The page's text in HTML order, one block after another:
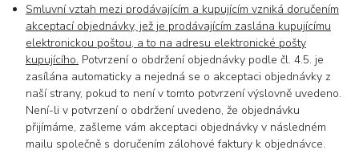
Smluvní vztah mezi prodávajícím a kupujícím vzniká doručením
akceptací objednávky, jež je prodávajícím zaslána kupujícímu
elektronickou poštou, a to na adresu elektronické pošty
kupujícího. Potvrzení o obdržení objednávky podle čl. 4.5. je
zasílána automaticky a nejedná se o akceptaci objednávky z
naší strany, pokud to není v tomto potvrzení výslovně uvedeno.
Není-li v potvrzení o obdržení uvedeno, že objednávku
přijímáme, zašleme vám akceptaci objednávky v následném
mailu společně s doručením zálohové faktury k objednávce.